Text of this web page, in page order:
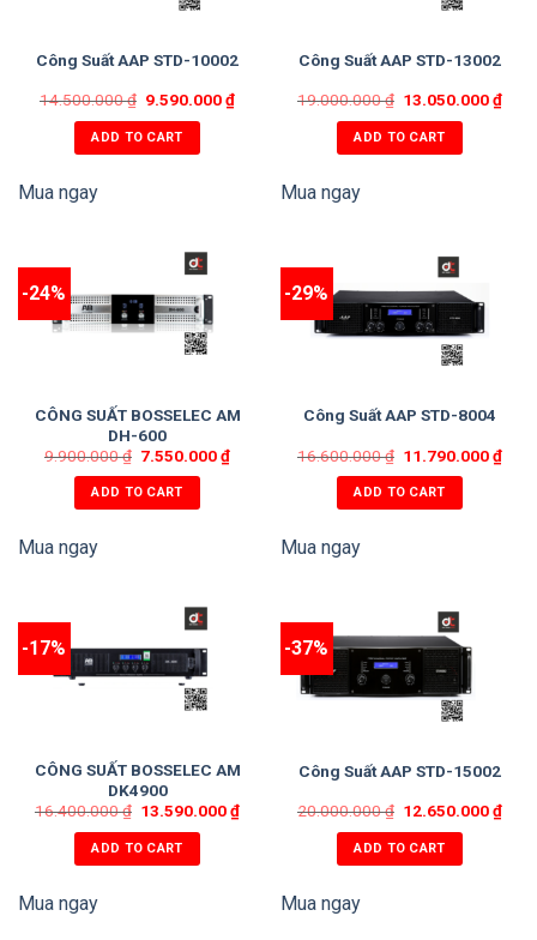
Công Suất AAP STD-10002
14.500.000₫ 9.590.000₫
ADD TO CART
Mua ngay
Công Suất AAP STD-13002
19.000.000₫ 13.050.000₫
ADD TO CART
Mua ngay
-24%
CÔNG SUẤT BOSSELEC AM
DH-600
9.900.000₫ 7.550.000₫
ADD TO CART
Mua ngay
-29%
Công Suất AAP STD-8004
16.600.000₫ 11.790.000₫
ADD TO CART
Mua ngay
-17%
CÔNG SUẤT BOSSELEC AM
DK4900
16.400.000₫ 13.590.000₫
ADD TO CART
Mua ngay
-37%
Công Suất AAP STD-15002
20.000.000₫ 12.650.000₫
ADD TO CART
Mua ngay